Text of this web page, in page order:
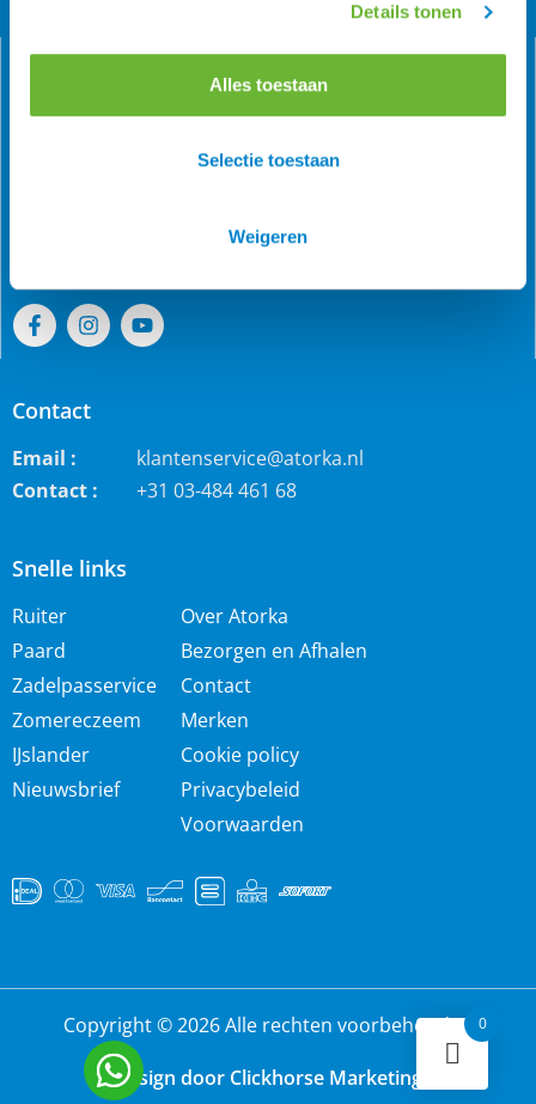
Details tonen
Alles toestaan
Selectie toestaan
Weigeren
Snelle links
Ruiter
Paard
Zadelpasservice
Zomereczeem
IJslander
Nieuwsbrief
Over Atorka
Bezorgen en Afhalen
Contact
Merken
Cookie policy
Privacybeleid
Voorwaarden
de Benelux is Atorka bekend. Maar ook bij andere
jodhpur rijbroeken, waterdichte ruiterjassen en zo veel
Contact
Email :
klantenservice@atorka.nl
Contact :
+31 03-484 461 68
Copyright © 2026 Alle rechten voorbehouden
Design door Clickhorse Marketing
0